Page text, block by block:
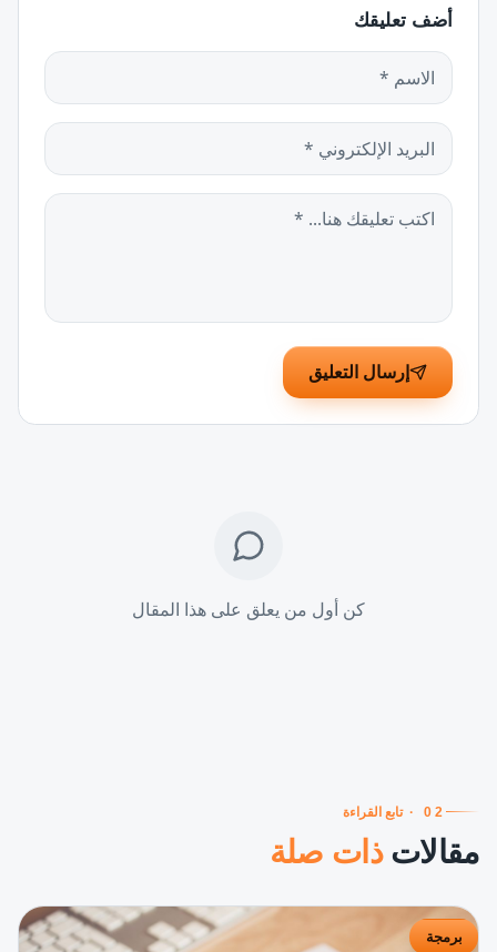
أضف تعليقك
إرسال التعليق
كن أول من يعلق على هذا المقال
02
·تابع القراءة
مقالات ذات صلة
برمجة